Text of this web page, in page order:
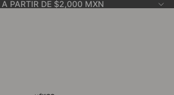
A PARTIR DE $2,000 MXN